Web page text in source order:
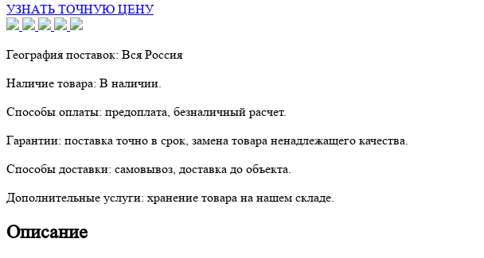
УЗНАТЬ ТОЧНУЮ ЦЕНУ
География поставок: Вся Россия
Наличие товара: В наличии.
Способы оплаты: предоплата, безналичный расчет.
Гарантии: поставка точно в срок, замена товара ненадлежащего качества.
Способы доставки: самовывоз, доставка до объекта.
Дополнительные услуги: хранение товара на нашем складе.
Описание